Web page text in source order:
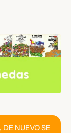
DE NUEVO SE